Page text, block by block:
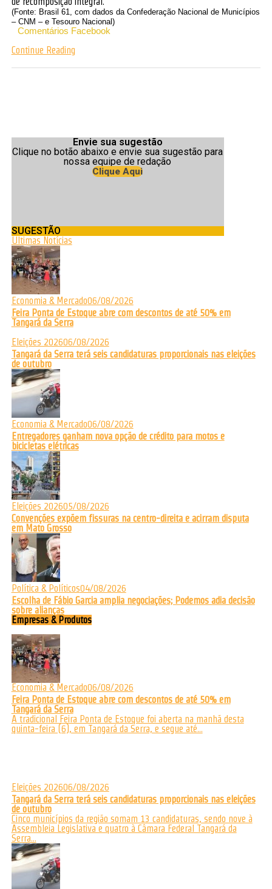
(Fonte: Brasil 61, com dados da Confederação Nacional de Municípios
– CNM – e Tesouro Nacional)
Comentários Facebook
Continue Reading
Envie sua sugestão
Clique no botão abaixo e envie sua sugestão para
nossa equipe de redação
Clique Aqui
SUGESTÃO
Últimas Notícias
Economia & Mercado06/08/2026
Feira Ponta de Estoque abre com descontos de até 50% em
Tangará da Serra
Eleições 202606/08/2026
Tangará da Serra terá seis candidaturas proporcionais nas eleições
de outubro
Economia & Mercado06/08/2026
Entregadores ganham nova opção de crédito para motos e
bicicletas elétricas
Eleições 202605/08/2026
Convenções expõem fissuras na centro-direita e acirram disputa
em Mato Grosso
Política & Políticos04/08/2026
Escolha de Fábio Garcia amplia negociações; Podemos adia decisão
sobre alianças
Empresas & Produtos
Economia & Mercado06/08/2026
Feira Ponta de Estoque abre com descontos de até 50% em
Tangará da Serra
A tradicional Feira Ponta de Estoque foi aberta na manhã desta
quinta-feira (6), em Tangará da Serra, e segue até...
Eleições 202606/08/2026
Tangará da Serra terá seis candidaturas proporcionais nas eleições
de outubro
Cinco municípios da região somam 13 candidaturas, sendo nove à
Assembleia Legislativa e quatro à Câmara Federal Tangará da
Serra...